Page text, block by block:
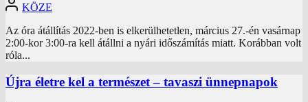
KÖZE
Az óra átállítás 2022-ben is elkerülhetetlen, március 27.-én vasárnap
2:00-kor 3:00-ra kell átállni a nyári időszámítás miatt. Korábban volt
róla...
Újra életre kel a természet – tavaszi ünnepnapok